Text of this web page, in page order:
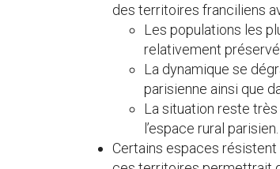
des territoires franciliens
Les populations les
relativement
La dynamique se
parisienne ainsi que
La situation reste
l’espace rural parisien.
Certains espaces résistent